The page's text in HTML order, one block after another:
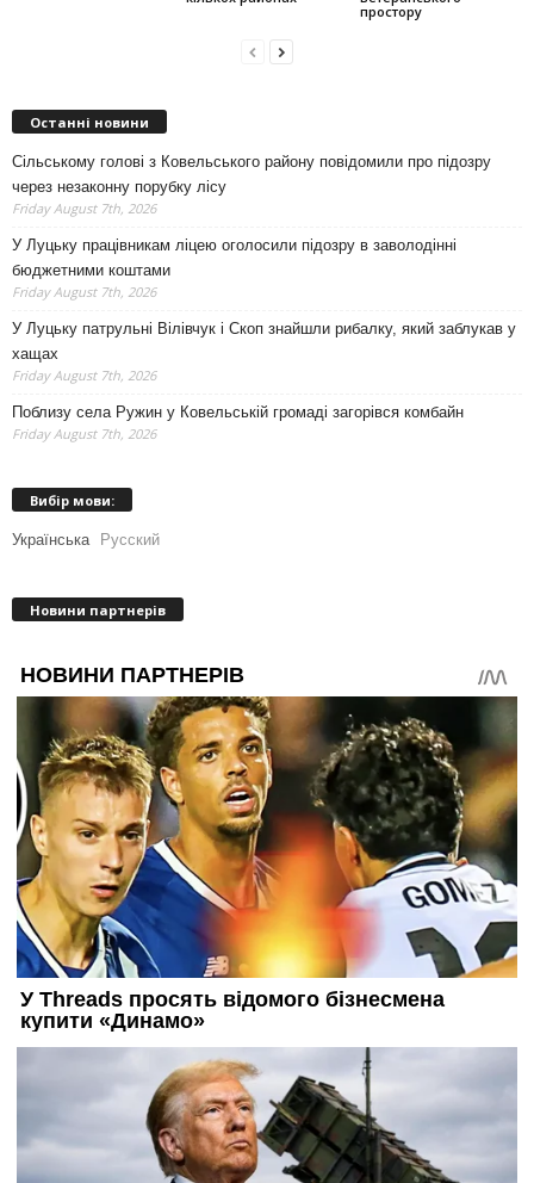
простору
Останні новини
Сільському голові з Ковельського району повідомили про підозру
через незаконну порубку лісу
Friday August 7th, 2026
У Луцьку працівникам ліцею оголосили підозру в заволодінні
бюджетними коштами
Friday August 7th, 2026
У Луцьку патрульні Вілівчук і Скоп знайшли рибалку, який заблукав у
хащах
Friday August 7th, 2026
Поблизу села Ружин у Ковельській громаді загорівся комбайн
Friday August 7th, 2026
Вибір мови:
Українська Русский
Новини партнерів